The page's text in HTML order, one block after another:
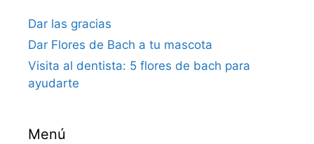
Dar las gracias
Dar Flores de Bach a tu mascota
Visita al dentista: 5 flores de bach para
ayudarte
Menú